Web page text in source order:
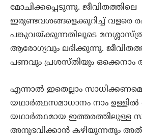
മോചിക്കപ്പെടുന്നു. ജീവിതത്തിലെ
ഇരുണ്ടവശങ്ങളെക്കുറിച്ച് വളരെ
പങ്കുവയ്ക്കുന്നതിലൂടെ
ആരോഗ്യവും ലഭിക്കുന്നു.
പണവും പ്രശസ്തിയും ഒക്കെനാം
എന്നാല്‍ ഇതെല്ലാം
യഥാര്‍ത്ഥസമാധാനം നാം
യഥാര്‍ത്ഥമായ ഇത്തരത്തിലുള്ള
അനുഭവിക്കാന്‍ കഴിയുന്നതും